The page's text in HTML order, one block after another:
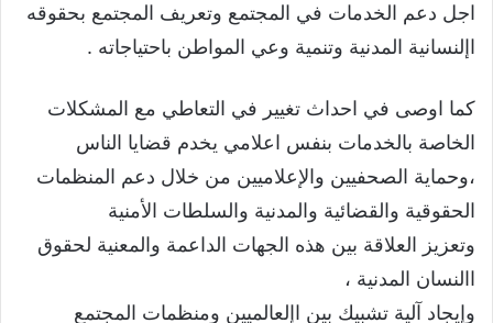
اجل دعم الخدمات في المجتمع وتعريف المجتمع بحقوقه
اإلنسانية المدنية وتنمية وعي المواطن باحتياجاته .
كما اوصى في احداث تغيير في التعاطي مع المشكلات
الخاصة بالخدمات بنفس اعلامي يخدم قضايا الناس
،وحماية الصحفيين والإعلاميين من خلال دعم المنظمات
الحقوقية والقضائية والمدنية والسلطات الأمنية
وتعزيز العلاقة بين هذه الجهات الداعمة والمعنية لحقوق
االنسان المدنية ،
وإيجاد آلية تشبيك بين اإلعالميين ومنظمات المجتمع